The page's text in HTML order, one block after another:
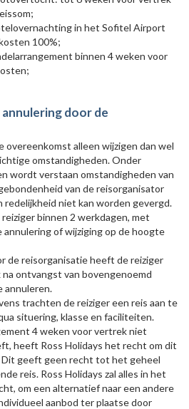
in het Sofitel Airport
100%;
binnen 4 weken voor
door de
overeenkomst alleen wijzigen dan wel
omstandigheden. Onder
wordt verstaan omstandigheden van
van de reisorganisator
redelijkheid niet kan worden gevergd.
binnen 2 werkdagen, met
annulering of wijziging op de hoogte
de reisorganisatie heeft de reiziger
ontvangst van bovengenoemd
annuleren.
trachten de reiziger een reis aan te
situering, klasse en faciliteiten.
4 weken voor vertrek niet
heeft Ross Holidays het recht om dit
geeft geen recht tot het geheel
reis. Ross Holidays zal alles in het
om een alternatief naar een andere
aanbod ter plaatse door